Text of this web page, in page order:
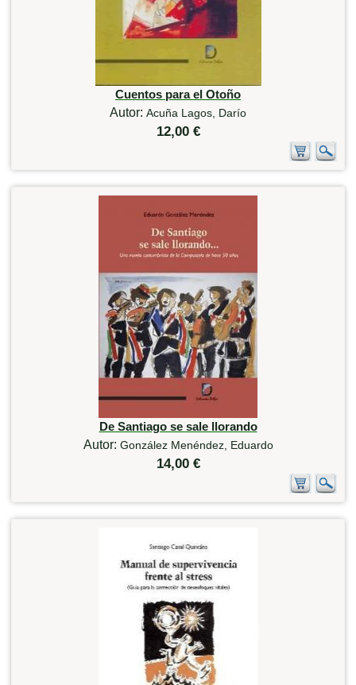
Cuentos para el Otoño
Autor: Acuña Lagos, Darío
12,00 €
De Santiago se sale llorando
Autor: González Menéndez, Eduardo
14,00 €